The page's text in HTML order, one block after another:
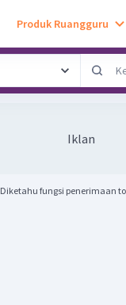
Produk Ruangguru
Iklan
Diketahu fungsi penerimaan